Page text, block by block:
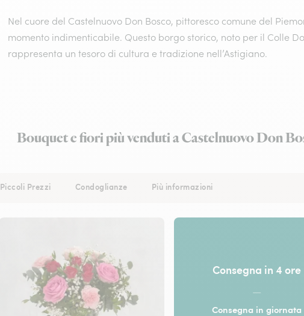
Nel cuore del Castelnuovo Don Bosco, pittoresco comune del
momento indimenticabile. Questo borgo storico, noto per il Colle
rappresenta un tesoro di cultura e tradizione nell’Astigiano.
Bouquet e fiori più venduti a Castelnuovo Don
Piccoli Prezzi Condoglianze Più informazioni
Consegna in 4 ore
—
Consegna in giornata